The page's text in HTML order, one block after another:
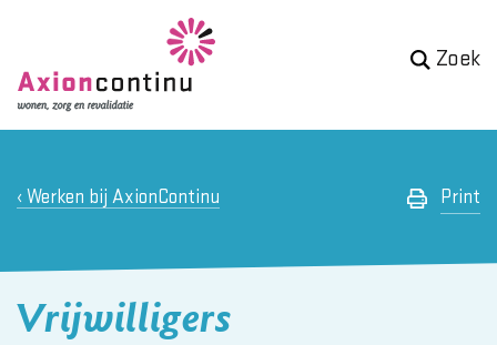
Zoek
Werken bij AxionContinu Print
Vrijwilligers